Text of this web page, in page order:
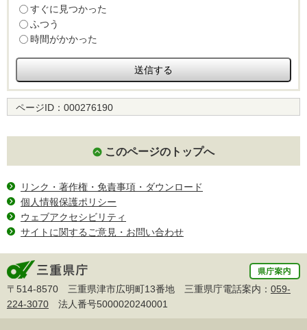
すぐに見つかった
ふつう
時間がかかった
ページID： 000276190
このページのトップへ
リンク・著作権・免責事項・ダウンロード
個人情報保護ポリシー
ウェブアクセシビリティ
サイトに関するご意見・お問い合わせ
〒514-8570 三重県津市広明町13番地 三重県庁電話案内： 059-
224-3070 法人番号5000020240001